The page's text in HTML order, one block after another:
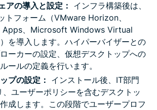
アの導入と設定：
インフラ構築後は、
トフォーム（VMware Horizon、
、Microsoft Windows Virtual
を導入します。ハイパーバイザーとの
ーカーの設定、仮想デスクトップへの
ールの定義を行います。
プの設定： インストール後、IT部門
、ユーザーポリシーを含むデスクトッ
成します。この段階でユーザープロフ